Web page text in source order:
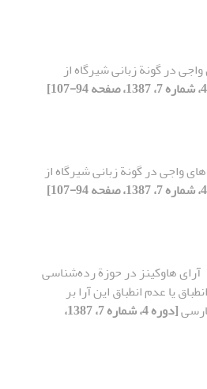
در گونة زبانی شیرگاه از
واجی در گونة زبانی شیرگاه از
آرای هاوکینز در حوزة رده‌شناسی
یا عدم انطباق این آرا بر
[دوره 4، شماره 7، 1387،